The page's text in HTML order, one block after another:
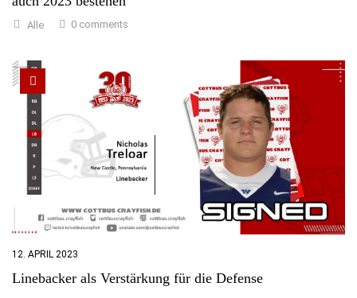
Alle 0 comments
12. APRIL 2023
Linebacker als Verstärkung für die Defense